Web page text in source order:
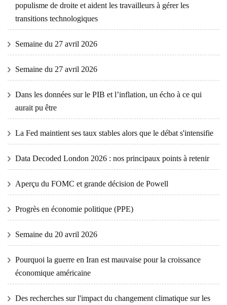
populisme de droite et aident les travailleurs à gérer les
transitions technologiques
Semaine du 27 avril 2026
Semaine du 27 avril 2026
Dans les données sur le PIB et l’inflation, un écho à ce qui
aurait pu être
La Fed maintient ses taux stables alors que le débat s'intensifie
Data Decoded London 2026 : nos principaux points à retenir
Aperçu du FOMC et grande décision de Powell
Progrès en économie politique (PPE)
Semaine du 20 avril 2026
Pourquoi la guerre en Iran est mauvaise pour la croissance
économique américaine
Des recherches sur l'impact du changement climatique sur les